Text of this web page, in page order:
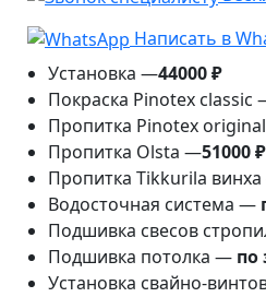
5м×5м
Написать в
Установка —44000 ₽
Покраска Pinotex classic
Пропитка Pinotex
Пропитка Olsta —51000 ₽
Пропитка Tikkurila
Водосточная система —
Подшивка свесов
Подшивка потолка — по
Установка свайно-